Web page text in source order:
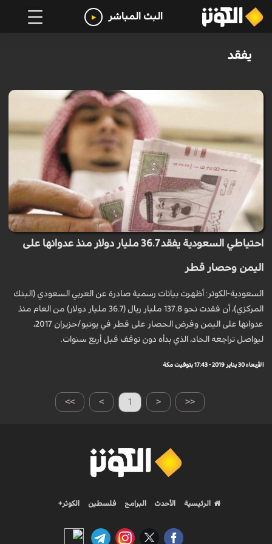
البث المباشر
يفقد
احتياطي السعودية يفقد 36.7 مليار دولار منذ عدوانها على
اليمن وحصار قطر
السعودية-الكوثر: أظهرت بيانات رسمية صادرة عن العربي السعودي (البنك
المركزي)، أن فقدت نحو 137.8 مليار ريال (36.7 مليار دولار) من العام منذ
عدوانها على اليمن وفرض الحصار على قطر في يونيو/حزيران 2017،
ليواصل تراجعه الحاد، الذي بدأه دون توقف قبل أربع سنوات.
الأربعاء 30 يناير 2019 - 17:43 بتوقيت مكة
>> > 1 < <<
الرئيسية الأحدث البرامج فلسطين الكوثر+